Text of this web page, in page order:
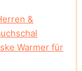
&
Warmer für